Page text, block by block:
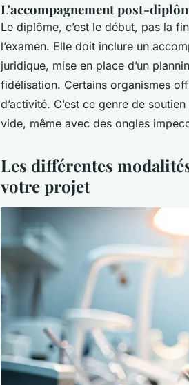
L'accompagnement post-
Le diplôme, c’est le début, pas la
l’examen. Elle doit inclure un
juridique, mise en place d’un
fidélisation. Certains organismes
d’activité. C’est ce genre de
vide, même avec des ongles
Les différentes
votre projet